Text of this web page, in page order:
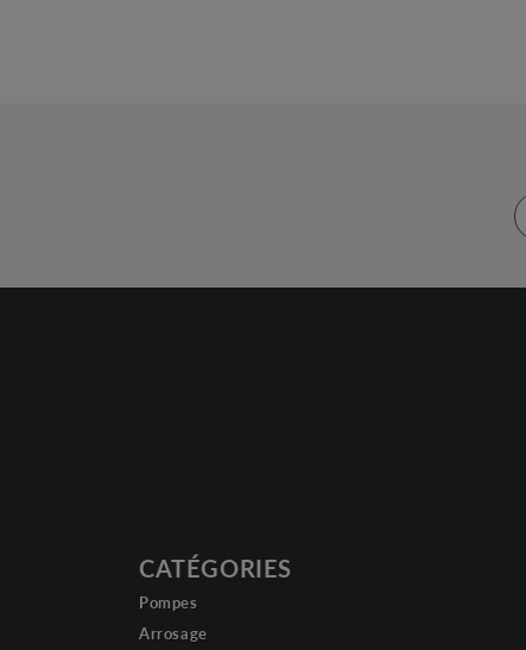
CATÉGORIES
Pompes
Arrosage